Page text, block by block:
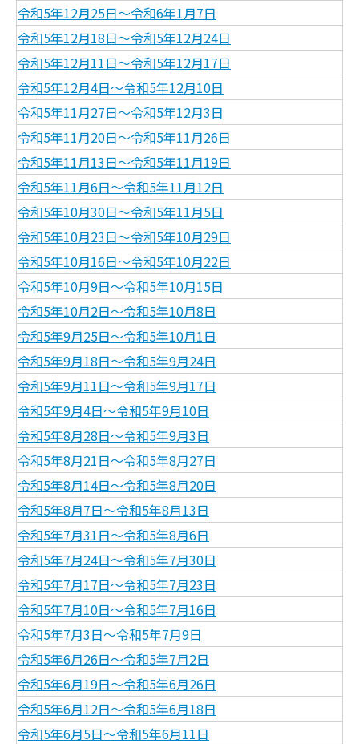
令和5年12月25日～令和6年1月7日
令和5年12月18日～令和5年12月24日
令和5年12月11日～令和5年12月17日
令和5年12月4日～令和5年12月10日
令和5年11月27日～令和5年12月3日
令和5年11月20日～令和5年11月26日
令和5年11月13日～令和5年11月19日
令和5年11月6日～令和5年11月12日
令和5年10月30日～令和5年11月5日
令和5年10月23日～令和5年10月29日
令和5年10月16日～令和5年10月22日
令和5年10月9日～令和5年10月15日
令和5年10月2日～令和5年10月8日
令和5年9月25日～令和5年10月1日
令和5年9月18日～令和5年9月24日
令和5年9月11日～令和5年9月17日
令和5年9月4日～令和5年9月10日
令和5年8月28日～令和5年9月3日
令和5年8月21日～令和5年8月27日
令和5年8月14日～令和5年8月20日
令和5年8月7日～令和5年8月13日
令和5年7月31日～令和5年8月6日
令和5年7月24日～令和5年7月30日
令和5年7月17日～令和5年7月23日
令和5年7月10日～令和5年7月16日
令和5年7月3日～令和5年7月9日
令和5年6月26日～令和5年7月2日
令和5年6月19日～令和5年6月26日
令和5年6月12日～令和5年6月18日
令和5年6月5日～令和5年6月11日